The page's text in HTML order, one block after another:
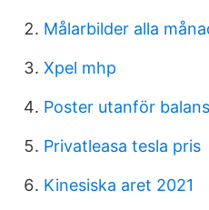
Målarbilder alla
Xpel mhp
Poster utanför
Privatleasa tesla pris
Kinesiska aret 2021